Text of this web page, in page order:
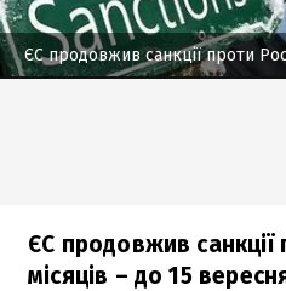
ЄС продовжив санкції проти
ЄС продовжив санкції
місяців – до 15